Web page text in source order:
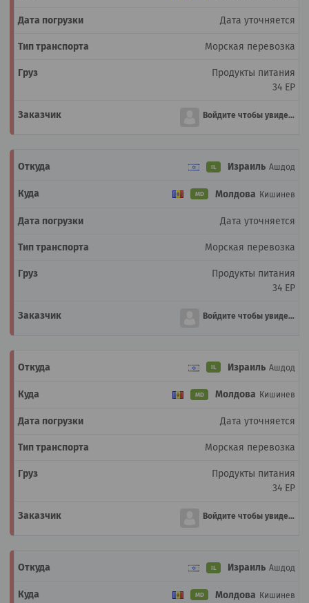
Дата уточняется
Морская перевозка
Продукты питания
34 EP
Войдите чтобы увидеть
IL Израиль Ашдод
MD Молдова Кишинев
Дата уточняется
Морская перевозка
Продукты питания
34 EP
Войдите чтобы увидеть
IL Израиль Ашдод
MD Молдова Кишинев
Дата уточняется
Морская перевозка
Продукты питания
34 EP
Войдите чтобы увидеть
IL Израиль Ашдод
MD Молдова Кишинев